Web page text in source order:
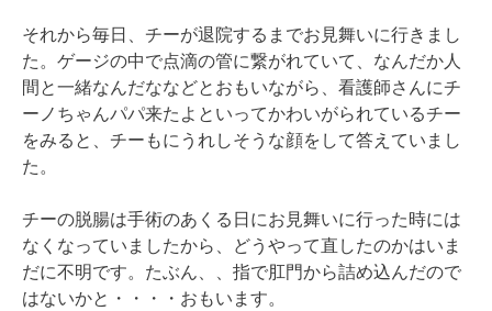
それから毎日、チーが退院するまでお見舞いに行きまし
た。ゲージの中で点滴の管に繋がれていて、なんだか人
間と一緒なんだななどとおもいながら、看護師さんにチ
ーノちゃんパパ来たよといってかわいがられているチー
をみると、チーもにうれしそうな顔をして答えていまし
た。
チーの脱腸は手術のあくる日にお見舞いに行った時には
なくなっていましたから、どうやって直したのかはいま
だに不明です。たぶん、、指で肛門から詰め込んだので
はないかと・・・・おもいます。